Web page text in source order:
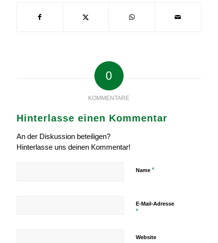
0
KOMMENTARE
Hinterlasse einen Kommentar
An der Diskussion beteiligen?
Hinterlasse uns deinen Kommentar!
Name *
E-Mail-Adresse
*
Website